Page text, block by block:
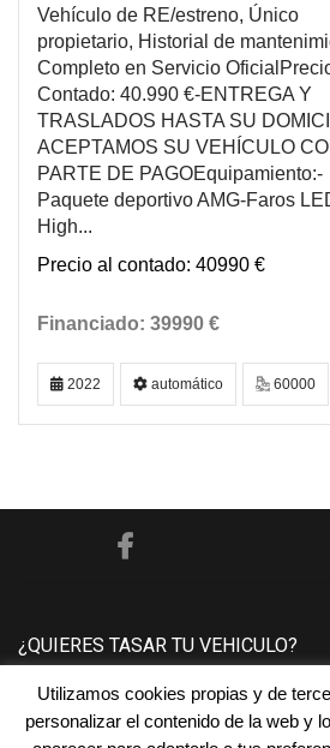
Vehículo de RE/estreno, Único
propietario, Historial de
Completo en Servicio
Contado: 40.990 €-ENTREGA Y
TRASLADOS HASTA SU
ACEPTAMOS SU VEHÍCULO
PARTE DE PAGOEquipamiento:-
Paquete deportivo AMG-Faros
High...
40990 €
39990 €
2022 automático 60000
¿QUIERES TASAR TU VEHICULO?
Póngase en contacto con nosotros y
vehículo sin ningún compromiso.
Utilizamos cookies propias y de
personalizar el contenido de la web y